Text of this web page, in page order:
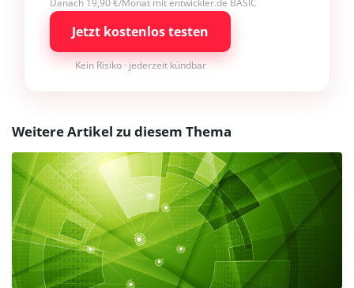
Danach 19,90 €/Monat mit entwickler.de BASIC
Jetzt kostenlos testen
Kein Risiko · jederzeit kündbar
Weitere Artikel zu diesem Thema